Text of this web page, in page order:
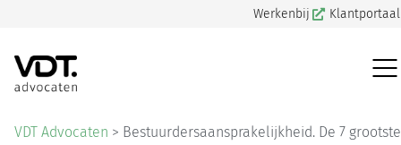
Werkenbij Klantportaal
VDT Advocaten > Bestuurdersaansprakelijkheid. De 7 grootste